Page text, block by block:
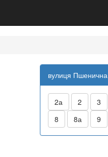
вулиця Пшенична
2а 2 3
8
8а 9